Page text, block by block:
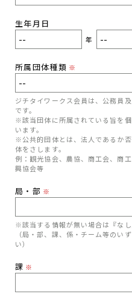
生年月日
年
所属団体種類 ※
ジチタイワークス会員は、公務員
です。
※該当団体に所属されている旨を
います。
※公共的団体とは、法人であるか
体をさします。
例：観光協会、農協、商工会、商
興協会等
局・部 ※
※該当する情報が無い場合は『なし
（局・部、課、係・チーム等のい
い）
課 ※